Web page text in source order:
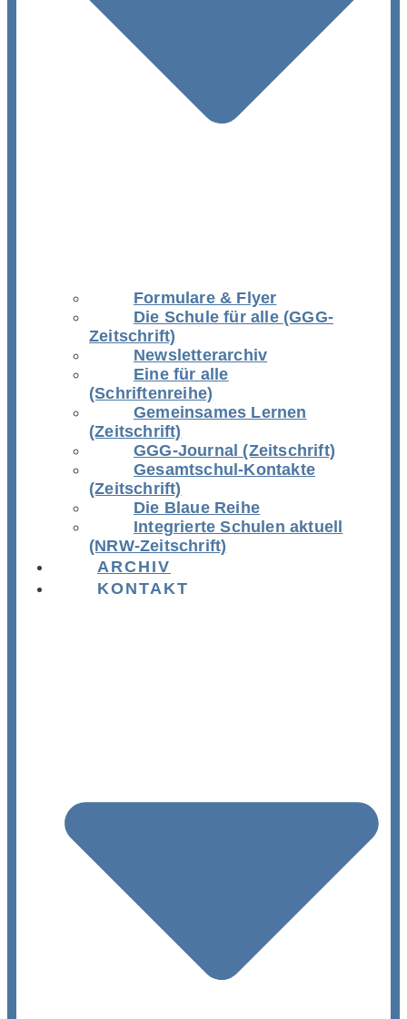
Formulare & Flyer
Die Schule für alle (GGG-
Zeitschrift)
Newsletterarchiv
Eine für alle
(Schriftenreihe)
Gemeinsames Lernen
(Zeitschrift)
GGG-Journal (Zeitschrift)
Gesamtschul-Kontakte
(Zeitschrift)
Die Blaue Reihe
Integrierte Schulen aktuell
(NRW-Zeitschrift)
ARCHIV
KONTAKT